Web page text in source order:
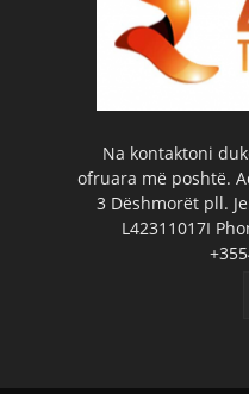
Na kontaktoni
ofruara më poshtë.
3 Dëshmorët pll.
L42311017I